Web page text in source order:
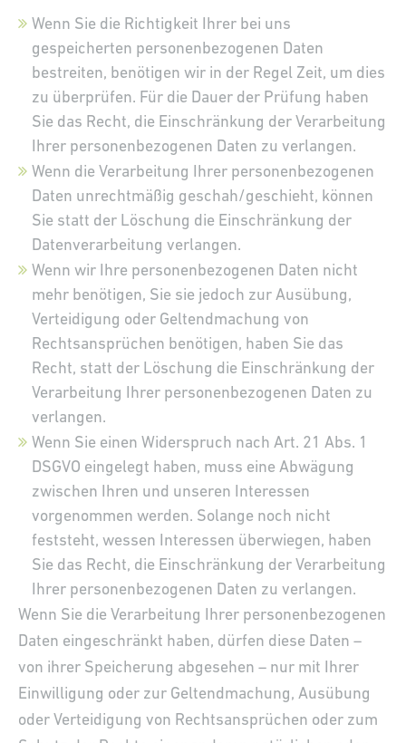
Wenn Sie die Richtigkeit Ihrer bei uns
gespeicherten personenbezogenen Daten
bestreiten, benötigen wir in der Regel Zeit, um dies
zu überprüfen. Für die Dauer der Prüfung haben
Sie das Recht, die Einschränkung der Verarbeitung
Ihrer personenbezogenen Daten zu verlangen.
Wenn die Verarbeitung Ihrer personenbezogenen
Daten unrechtmäßig geschah/geschieht, können
Sie statt der Löschung die Einschränkung der
Datenverarbeitung verlangen.
Wenn wir Ihre personenbezogenen Daten nicht
mehr benötigen, Sie sie jedoch zur Ausübung,
Verteidigung oder Geltendmachung von
Rechtsansprüchen benötigen, haben Sie das
Recht, statt der Löschung die Einschränkung der
Verarbeitung Ihrer personenbezogenen Daten zu
verlangen.
Wenn Sie einen Widerspruch nach Art. 21 Abs. 1
DSGVO eingelegt haben, muss eine Abwägung
zwischen Ihren und unseren Interessen
vorgenommen werden. Solange noch nicht
feststeht, wessen Interessen überwiegen, haben
Sie das Recht, die Einschränkung der Verarbeitung
Ihrer personenbezogenen Daten zu verlangen.
Wenn Sie die Verarbeitung Ihrer personenbezogenen
Daten eingeschränkt haben, dürfen diese Daten –
von ihrer Speicherung abgesehen – nur mit Ihrer
Einwilligung oder zur Geltendmachung, Ausübung
oder Verteidigung von Rechtsansprüchen oder zum